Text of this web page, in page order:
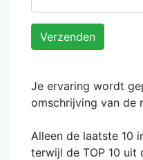
Verzenden
Je ervaring wordt
omschrijving van de
Alleen de laatste 10
terwijl de TOP 10 uit